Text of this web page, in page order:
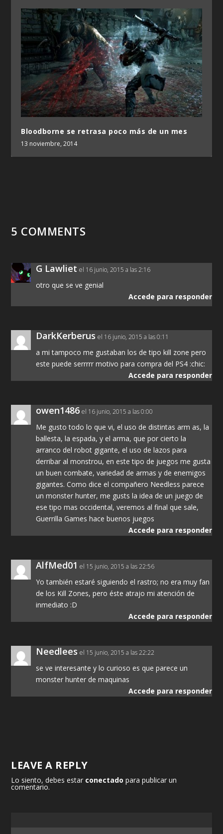
Bloodborne se retrasa poco más de un mes
13 noviembre, 2014
5 COMMENTS
G Lawliet el 16 junio, 2015 a las 2:16
otro que se ve genial
Accede para responder
DarkKerberus el 16 junio, 2015 a las 0:11
a mi tampoco me gustaban los de tipo kill zone pero
este puede serrrrr motivo para compra del PS4 :chic:
Accede para responder
owen1486 el 16 junio, 2015 a las 0:00
Me gusto todo lo que vi, el uso de distintas arm as, la
ballesta, la espada, y el arma, que por cierto la
arranco del robot gigante, el uso de lazos para
derribar al monstrou, en este tipo de juegos me gusta
un buen combate, variedad de armas y de enemigos
gigantes. Como dice el compañero Needless parece
un monster hunter, me gusts la idea de un juego de
ese tipo mas occidental, veremos al final que sale,
Guerrilla Games hace buenos juegos
Accede para responder
AlfMed01 el 15 junio, 2015 a las 22:56
Yo también estaré siguiendo el rastro; no era muy fan
de los Kill Zones, pero éste atrajo mi atención de
inmediato :D
Accede para responder
Needlees el 15 junio, 2015 a las 22:22
se ve interesante y lo curioso es que parece un
monster hunter de maquinas
Accede para responder
LEAVE A REPLY
Lo siento, debes estar conectado para publicar un
comentario.